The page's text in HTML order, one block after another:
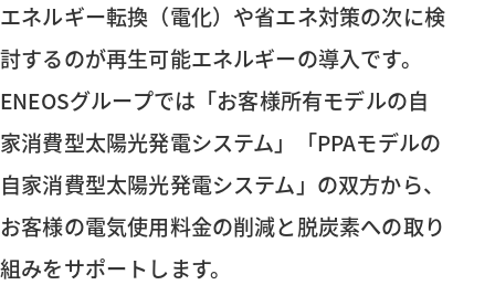
エネルギー転換（電化）や省エネ対策の次に検
討するのが再⽣可能エネルギーの導⼊です。
ENEOSグループでは「お客様所有モデルの⾃
家消費型太陽光発電システム」「PPAモデルの
⾃家消費型太陽光発電システム」の双⽅から、
お客様の電気使用料金の削減と脱炭素への取り
組みをサポートします。